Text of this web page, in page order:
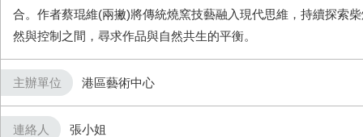
合。作者蔡琨維(兩撇)將傳統燒窯技藝融入現代思維，持續探索
然與控制之間，尋求作品與自然共生的平衡。
主辦單位 港區藝術中心
連絡人 張小姐